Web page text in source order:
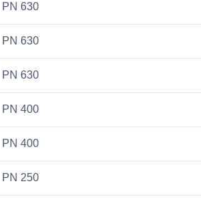
PN 630
PN 630
PN 630
PN 400
PN 400
PN 250